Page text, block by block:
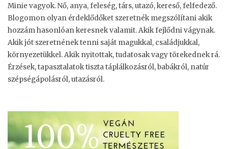
n
m
e
n
t
Minie vagyok. Nő, anya, feleség, társ, utazó, kereső, felfedező.
Blogomon olyan érdeklődőket szeretnék megszólítani akik
hozzám hasonlóan keresnek valamit. Akik fejlődni vágynak.
Akik jót szeretnének tenni saját magukkal, családjukkal,
környezetükkel. Akik nyitottak, tudatosak vagy törekednek rá.
Érzések, tapasztalatok tiszta táplálkozásról, babákról, natúr
szépségápolásról, utazásról.